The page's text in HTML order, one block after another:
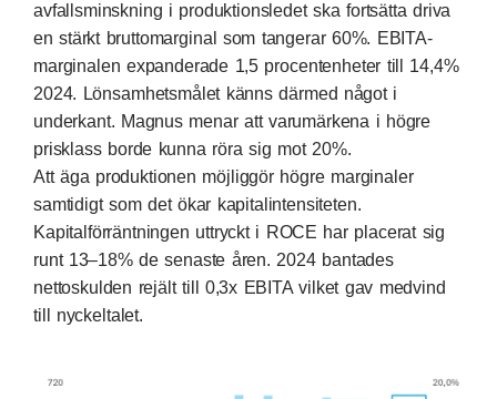
avfallsminskning i produktionsledet ska fortsätta driva
en stärkt bruttomarginal som tangerar 60%. EBITA-
marginalen expanderade 1,5 procentenheter till 14,4%
2024. Lönsamhetsmålet känns därmed något i
underkant. Magnus menar att varumärkena i högre
prisklass borde kunna röra sig mot 20%.
Att äga produktionen möjliggör högre marginaler
samtidigt som det ökar kapitalintensiteten.
Kapitalförräntningen uttryckt i ROCE har placerat sig
runt 13–18% de senaste åren. 2024 bantades
nettoskulden rejält till 0,3x EBITA vilket gav medvind
till nyckeltalet.